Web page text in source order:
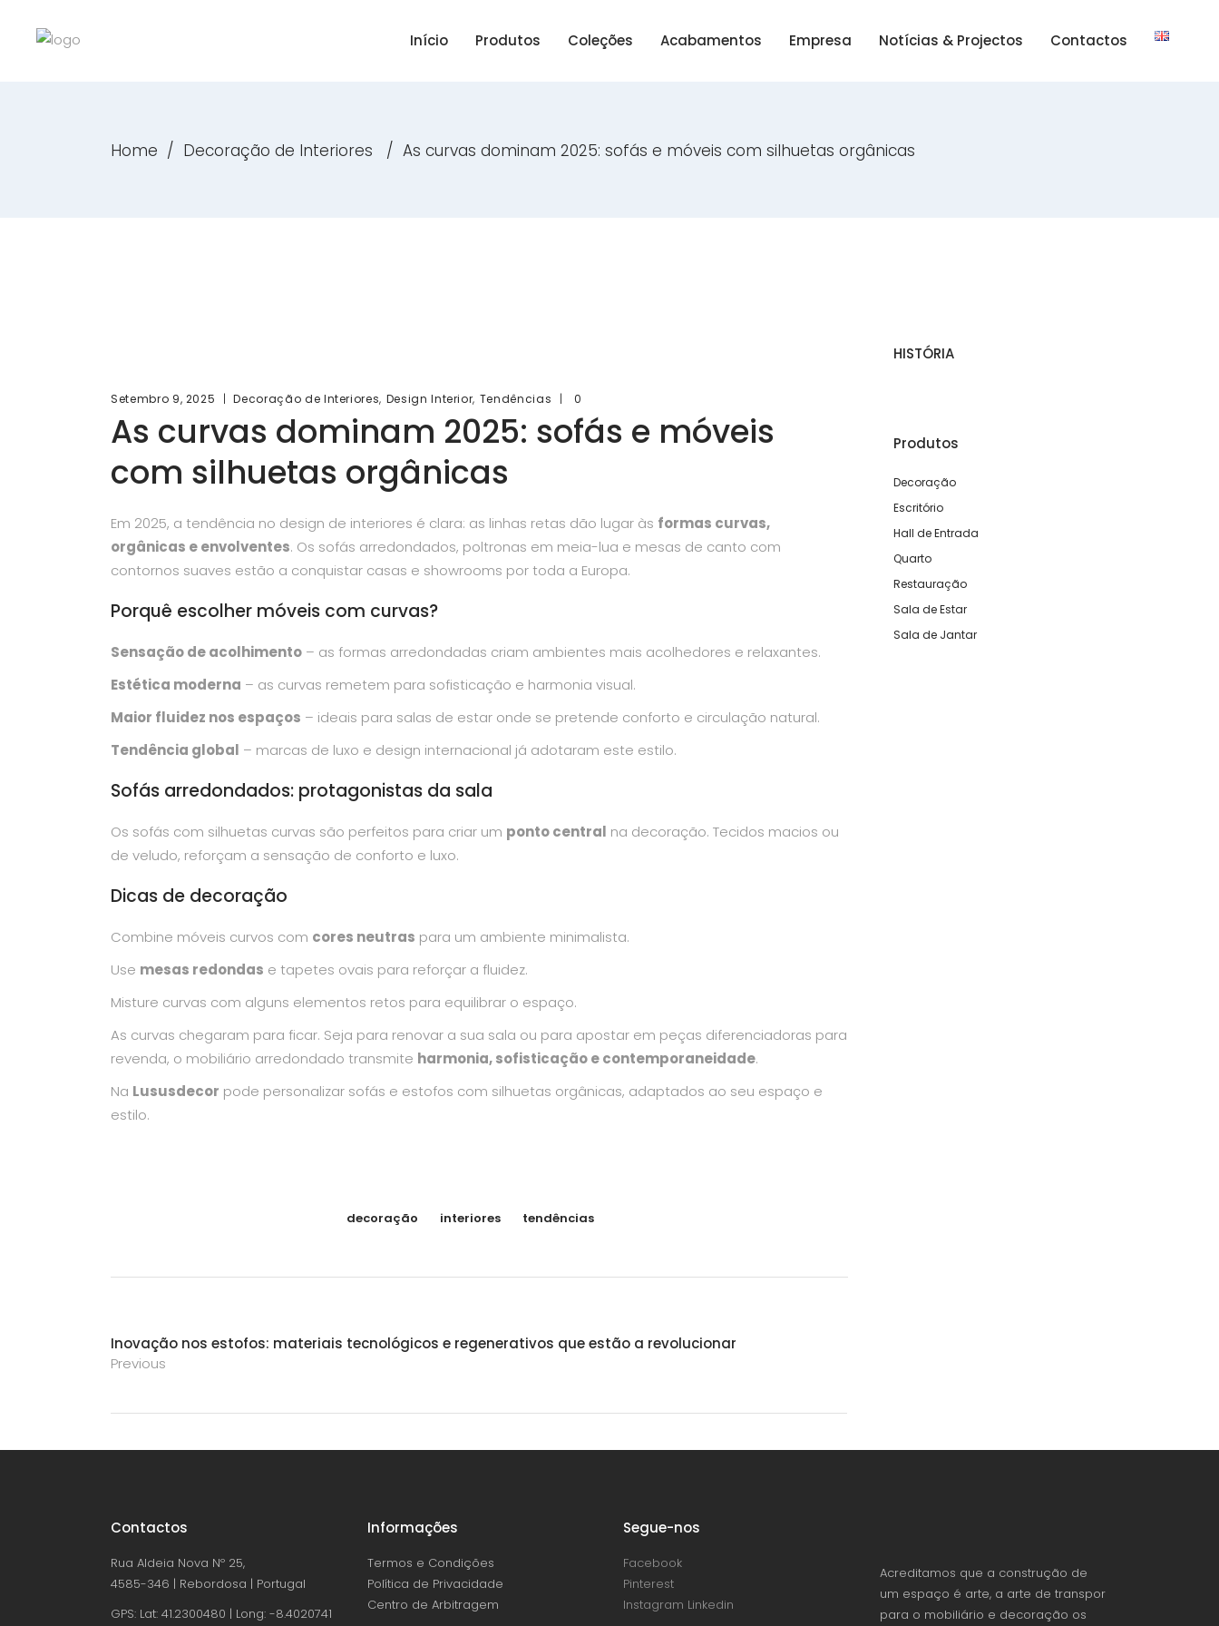
Início Produtos Coleções Acabamentos Empresa Notícias & Projectos Contactos
Home / Decoração de Interiores / As curvas dominam 2025: sofás e móveis com silhuetas orgânicas
Setembro 9, 2025 Decoração de Interiores, Design Interior, Tendências 0
As curvas dominam 2025: sofás e móveis
com silhuetas orgânicas
Em 2025, a tendência no design de interiores é clara: as linhas retas dão lugar às formas curvas,
orgânicas e envolventes. Os sofás arredondados, poltronas em meia-lua e mesas de canto com
contornos suaves estão a conquistar casas e showrooms por toda a Europa.
Porquê escolher móveis com curvas?
Sensação de acolhimento – as formas arredondadas criam ambientes mais acolhedores e relaxantes.
Estética moderna – as curvas remetem para sofisticação e harmonia visual.
Maior fluidez nos espaços – ideais para salas de estar onde se pretende conforto e circulação natural.
Tendência global – marcas de luxo e design internacional já adotaram este estilo.
Sofás arredondados: protagonistas da sala
Os sofás com silhuetas curvas são perfeitos para criar um ponto central na decoração. Tecidos macios ou
de veludo, reforçam a sensação de conforto e luxo.
Dicas de decoração
Combine móveis curvos com cores neutras para um ambiente minimalista.
Use mesas redondas e tapetes ovais para reforçar a fluidez.
Misture curvas com alguns elementos retos para equilibrar o espaço.
As curvas chegaram para ficar. Seja para renovar a sua sala ou para apostar em peças diferenciadoras para
revenda, o mobiliário arredondado transmite harmonia, sofisticação e contemporaneidade.
Na Lususdecor pode personalizar sofás e estofos com silhuetas orgânicas, adaptados ao seu espaço e
estilo.
decoração interiores tendências
Inovação nos estofos: materiais tecnológicos e regenerativos que estão a revolucionar
Previous
HISTÓRIA
Produtos
Decoração
Escritório
Hall de Entrada
Quarto
Restauração
Sala de Estar
Sala de Jantar
Contactos
Rua Aldeia Nova Nº 25,
4585-346 | Rebordosa | Portugal
GPS: Lat: 41.2300480 | Long: -8.4020741
Informações
Termos e Condições
Política de Privacidade
Centro de Arbitragem
Segue-nos
Facebook
Pinterest
Instagram Linkedin
Acreditamos que a construção de
um espaço é arte, a arte de transpor
para o mobiliário e decoração os